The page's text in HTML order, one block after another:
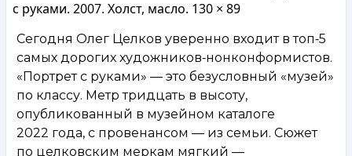
с руками. 2007. Холст, масло. 130 × 89
Сегодня Олег Целков уверенно входит в топ‑5
самых дорогих художников‑нонконформистов.
«Портрет с руками» — это безусловный «музей»
по классу. Метр тридцать в высоту,
опубликованный в музейном каталоге
2022 года, с провенансом — из семьи. Сюжет
по целковским меркам мягкий —